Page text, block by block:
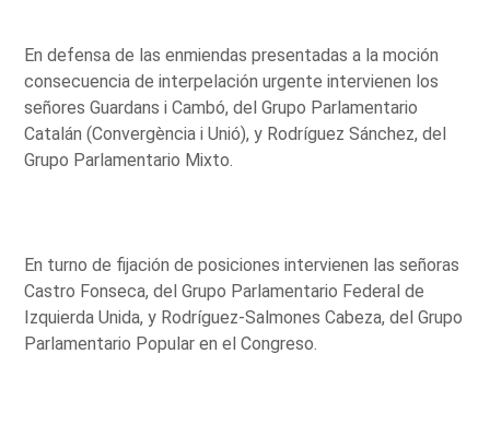
En defensa de las enmiendas presentadas a la moción
consecuencia de interpelación urgente intervienen los
señores Guardans i Cambó, del Grupo Parlamentario
Catalán (Convergència i Unió), y Rodríguez Sánchez, del
Grupo Parlamentario Mixto.
En turno de fijación de posiciones intervienen las señoras
Castro Fonseca, del Grupo Parlamentario Federal de
Izquierda Unida, y Rodríguez-Salmones Cabeza, del Grupo
Parlamentario Popular en el Congreso.